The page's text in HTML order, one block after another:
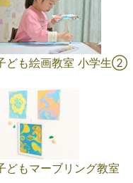
ども絵画教室 小学生➁
どもマーブリング教室